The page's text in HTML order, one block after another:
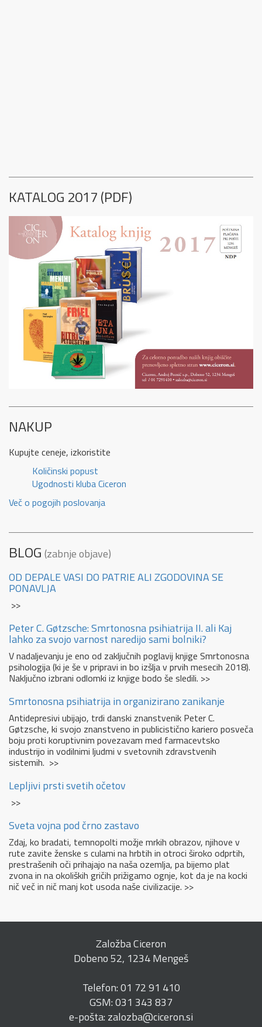
KATALOG 2017 (PDF)
NAKUP
Kupujte ceneje, izkoristite
Količinski popust
Ugodnosti kluba Ciceron
Več o pogojih poslovanja
BLOG (zabnje objave)
OD DEPALE VASI DO PATRIE ALI ZGODOVINA SE
PONAVLJA
>>
Peter C. Gøtzsche: Smrtonosna psihiatrija II. ali Kaj
lahko za svojo varnost naredijo sami bolniki?
V nadaljevanju je eno od zaključnih poglavij knjige Smrtonosna
psihologija (ki je še v pripravi in bo izšlja v prvih mesecih 2018).
Naključno izbrani odlomki iz knjige bodo še sledili. >>
Smrtonosna psihiatrija in organizirano zanikanje
Antidepresivi ubijajo, trdi danski znanstvenik Peter C.
Gøtzsche, ki svojo znanstveno in publicistično kariero posveča
boju proti koruptivnim povezavam med farmacevtsko
industrijo in vodilnimi ljudmi v svetovnih zdravstvenih
sistemih. >>
Lepljivi prsti svetih očetov
>>
Sveta vojna pod črno zastavo
Zdaj, ko bradati, temnopolti možje mrkih obrazov, njihove v
rute zavite ženske s culami na hrbtih in otroci široko odprtih,
prestrašenih oči prihajajo na naša ozemlja, pa bijemo plat
zvona in na okoliških gričih prižigamo ognje, kot da je na kocki
nič več in nič manj kot usoda naše civilizacije. >>
Založba Ciceron
Dobeno 52, 1234 Mengeš
Telefon: 01 72 91 410
GSM: 031 343 837
e-pošta: zalozba@ciceron.si